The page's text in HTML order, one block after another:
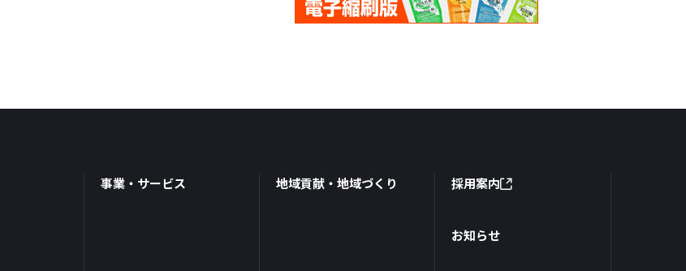
事業・サービス 地域貢献・地域づくり 採用案内
お知らせ